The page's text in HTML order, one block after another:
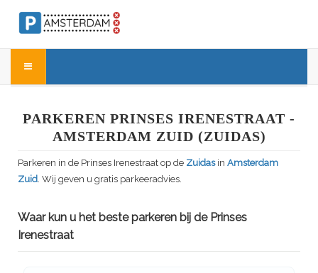
PARKEREN PRINSES IRENESTRAAT -
AMSTERDAM ZUID (ZUIDAS)
Parkeren in de Prinses Irenestraat op de Zuidasin Amsterdam
Zuid. Wij geven u gratis parkeeradvies.
Waar kun u het beste parkeren bij de Prinses
Irenestraat